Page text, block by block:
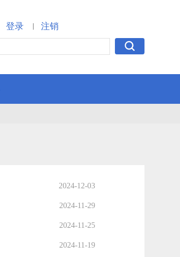
登录 | 注销
2024-12-03
2024-11-29
2024-11-25
2024-11-19